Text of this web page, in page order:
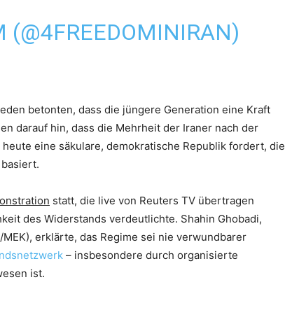
(@4FREEDOMINIRAN)
betonten, dass die jüngere Generation eine Kraft
darauf hin, dass die Mehrheit der Iraner nach der
eine säkulare, demokratische Republik fordert, die
statt, die live von Reuters TV übertragen
des Widerstands verdeutlichte. Shahin Ghobadi,
erklärte, das Regime sei nie verwundbarer
– insbesondere durch organisierte
ist.